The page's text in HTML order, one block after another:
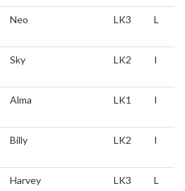
Neo LK3 L
Sky LK2 I
Alma LK1 I
Billy LK2 I
Harvey LK3 L